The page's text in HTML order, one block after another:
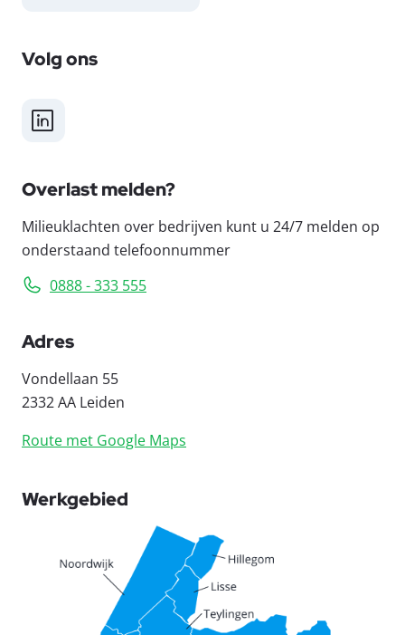
Volg ons
LinkedIn
Overlast melden?
Milieuklachten over bedrijven kunt u 24/7 melden op
onderstaand telefoonnummer
0888 - 333 555
Adres
Vondellaan 55
2332 AA Leiden
Route met Google Maps
Werkgebied